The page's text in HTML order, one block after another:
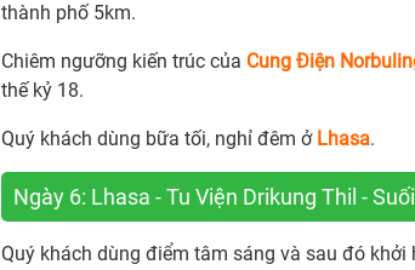
thành phố 5km.
Chiêm ngưỡng kiến trúc của Cung Điện
thế kỷ 18.
Quý khách dùng bữa tối, nghỉ đêm ở Lhasa.
Ngày 6: Lhasa - Tu Viện Drikung Thil -
Quý khách dùng điểm tâm sáng và sau đó